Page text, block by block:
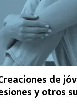
de
y otros